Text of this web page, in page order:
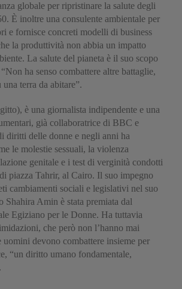
globale per ripristinare la salute degli
È inoltre una consulente ambientale per
e fornisce concreti modelli di business
la produttività non abbia un impatto
La salute del pianeta è il suo scopo
ha senso combattere altre battaglie,
terra da abitare”.
è una giornalista indipendente e una
già collaboratrice di BBC e
diritti delle donne e negli anni ha
le molestie sessuali, la violenza
genitale e i test di verginità condotti
piazza Tahrir, al Cairo. Il suo impegno
cambiamenti sociali e legislativi nel suo
Shahira Amin è stata premiata dal
Egiziano per le Donne. Ha tuttavia
che però non l’hanno mai
uomini devono combattere insieme per
“un diritto umano fondamentale,